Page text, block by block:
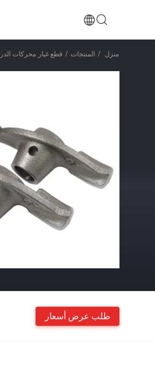
منزل / المنتجات / قطع غيار محركات
طلب عرض أسعار